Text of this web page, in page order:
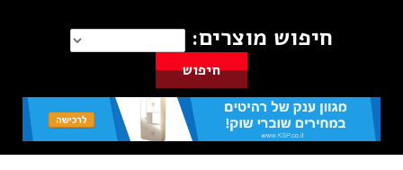
חיפוש מוצרים: